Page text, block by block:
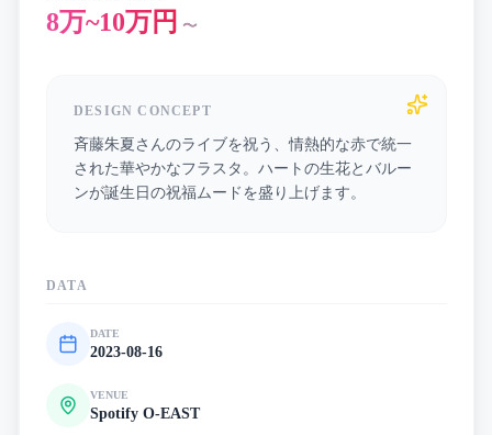
8万~10万円 〜
DESIGN CONCEPT
斉藤朱夏さんのライブを祝う、情熱的な赤で統一
された華やかなフラスタ。ハートの生花とバルー
ンが誕生日の祝福ムードを盛り上げます。
DATA
DATE
2023-08-16
VENUE
Spotify O-EAST